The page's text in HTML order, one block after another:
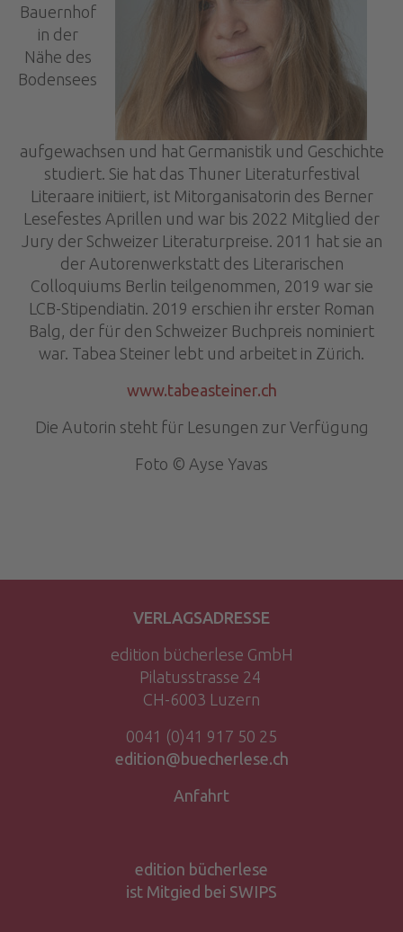
Bauernhof
in der
Nähe des
Bodensees
aufgewachsen und hat Germanistik und Geschichte
studiert. Sie hat das Thuner Literaturfestival
Literaare initiiert, ist Mitorganisatorin des Berner
Lesefestes Aprillen und war bis 2022 Mitglied der
Jury der Schweizer Literaturpreise. 2011 hat sie an
der Autorenwerkstatt des Literarischen
Colloquiums Berlin teilgenommen, 2019 war sie
LCB-Stipendiatin. 2019 erschien ihr erster Roman
Balg, der für den Schweizer Buchpreis nominiert
war. Tabea Steiner lebt und arbeitet in Zürich.
www.tabeasteiner.ch
Die Autorin steht für Lesungen zur Verfügung
Foto © Ayse Yavas
VERLAGSADRESSE
edition bücherlese GmbH
Pilatusstrasse 24
CH-6003 Luzern
0041 (0)41 917 50 25
edition@buecherlese.ch
Anfahrt
edition bücherlese
ist Mitgied bei SWIPS